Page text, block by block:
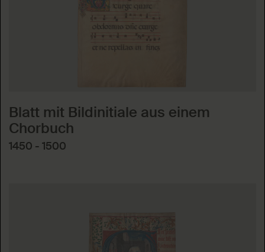
Blatt mit Bildinitiale aus einem
Chorbuch
1450 - 1500